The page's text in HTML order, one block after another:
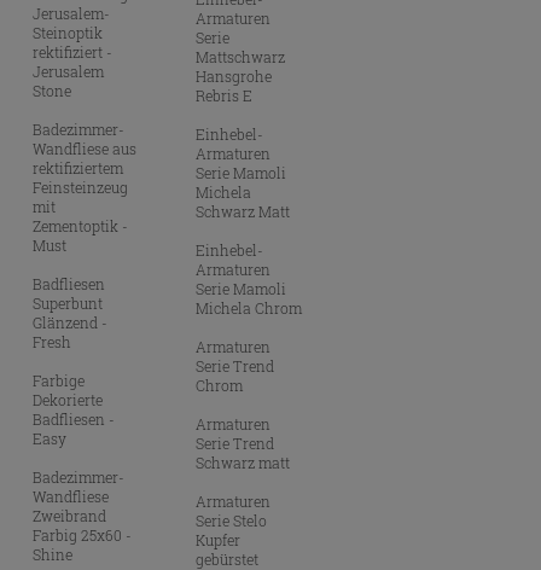
Jerusalem-
Steinoptik
rektifiziert -
Jerusalem
Stone
Badezimmer-
Wandfliese aus
rektifiziertem
Feinsteinzeug
mit
Zementoptik -
Must
Badfliesen
Superbunt
Glänzend -
Fresh
Farbige
Dekorierte
Badfliesen -
Easy
Badezimmer-
Wandfliese
Zweibrand
Farbig 25x60 -
Shine
Armaturen
Serie
Mattschwarz
Hansgrohe
Rebris E
Einhebel-
Armaturen
Serie Mamoli
Michela
Schwarz Matt
Einhebel-
Armaturen
Serie Mamoli
Michela Chrom
Armaturen
Serie Trend
Chrom
Armaturen
Serie Trend
Schwarz matt
Armaturen
Serie Stelo
Kupfer
gebürstet